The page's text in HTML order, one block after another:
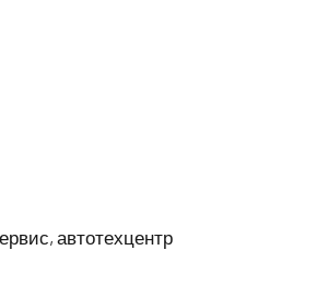
автотехцентр